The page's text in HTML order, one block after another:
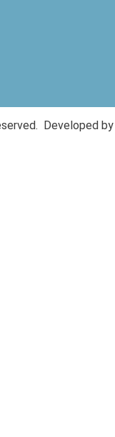
Developed